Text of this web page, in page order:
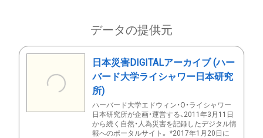
データの提供元
日本災害DIGITALアーカイブ (ハー
バード大学ライシャワー日本研究
所)
ハーバード大学エドウィン・O・ライシャワー
日本研究所が企画・運営する、2011年3月11日
から続く自然・人為災害を記録したデジタル情
報へのポータルサイト。 *2017年1月20日に